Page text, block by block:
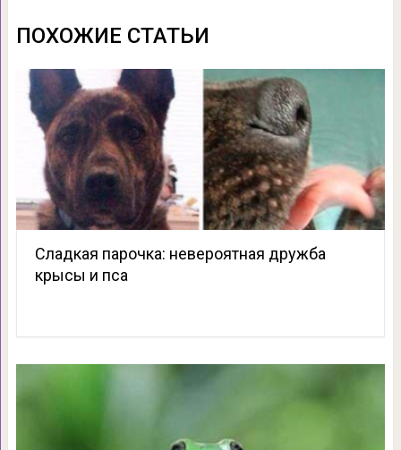
ПОХОЖИЕ СТАТЬИ
Сладкая парочка: невероятная дружба
крысы и пса